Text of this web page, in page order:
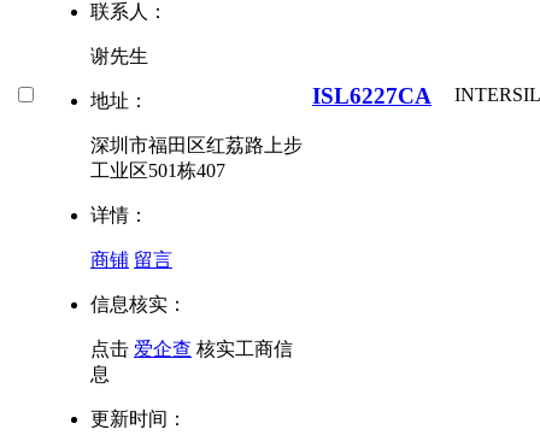
联系人：
谢先生
地址：
深圳市福田区红荔路上步
工业区501栋407
详情：
商铺 留言
信息核实：
点击 爱企查 核实工商信
息
更新时间：
ISL6227CA INTERSIL